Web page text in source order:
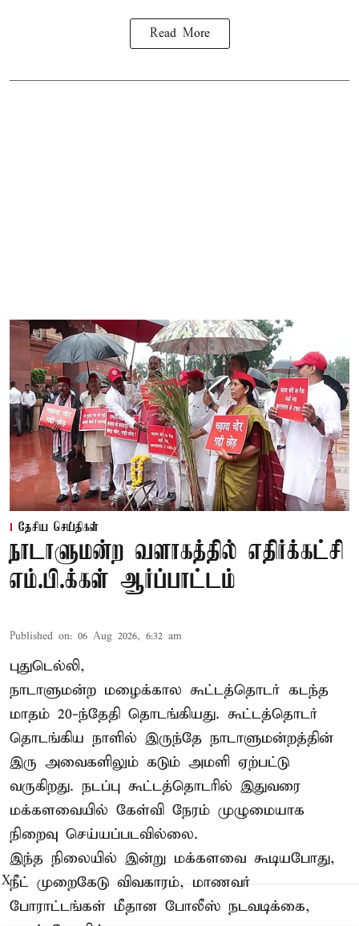
Read More
தேசிய செய்திகள்
நாடாளுமன்ற வளாகத்தில் எதிர்க்கட்சி
எம்.பி.க்கள் ஆர்ப்பாட்டம்
Published on: 06 Aug 2026, 6:32 am
புதுடெல்லி,
நாடாளுமன்ற மழைக்கால கூட்டத்தொடர் கடந்த
மாதம் 20-ந்தேதி தொடங்கியது. கூட்டத்தொடர்
தொடங்கிய நாளில் இருந்தே நாடாளுமன்றத்தின்
இரு அவைகளிலும் கடும் அமளி ஏற்பட்டு
வருகிறது. நடப்பு கூட்டத்தொடரில் இதுவரை
மக்களவையில் கேள்வி நேரம் முழுமையாக
நிறைவு செய்யப்படவில்லை.
இந்த நிலையில் இன்று மக்களவை கூடியபோது,
நீட் முறைகேடு விவகாரம், மாணவர்
போராட்டங்கள் மீதான போலீஸ் நடவடிக்கை,
X